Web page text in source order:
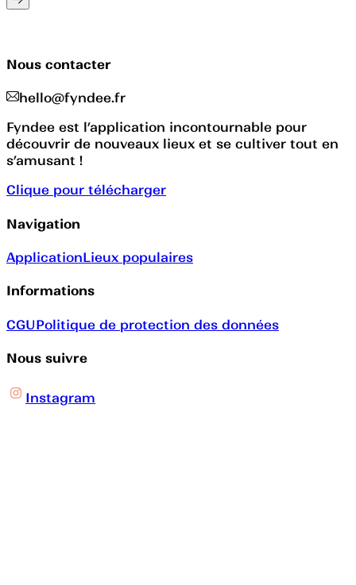
Nous contacter
hello@fyndee.fr
Fyndee est l’application incontournable pour
découvrir de nouveaux lieux et se cultiver tout en
s’amusant !
Clique pour télécharger
Navigation
ApplicationLieux populaires
Informations
CGUPolitique de protection des données
Nous suivre
Instagram